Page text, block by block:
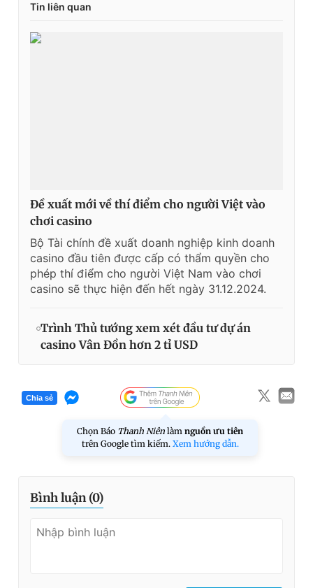
Tin liên quan
Đề xuất mới về thí điểm cho người Việt vào
chơi casino
Bộ Tài chính đề xuất doanh nghiệp kinh doanh
casino đầu tiên được cấp có thẩm quyền cho
phép thí điểm cho người Việt Nam vào chơi
casino sẽ thực hiện đến hết ngày 31.12.2024.
Trình Thủ tướng xem xét đầu tư dự án
casino Vân Đồn hơn 2 tỉ USD
Chia sẻ
Chọn Báo Thanh Niên làm nguồn ưu tiên
trên Google tìm kiếm. Xem hướng dẫn.
Bình luận (0)